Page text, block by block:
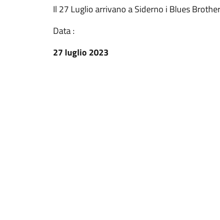
Il 27 Luglio arrivano a Siderno i Blues
Data :
27 luglio 2023